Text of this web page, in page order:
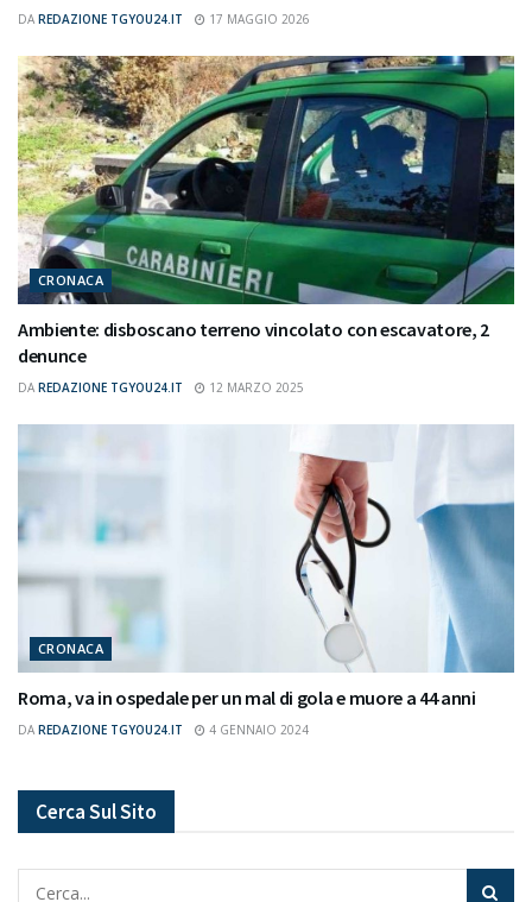
DA REDAZIONE TGYOU24.IT 17 MAGGIO 2026
CRONACA
Ambiente: disboscano terreno vincolato con escavatore, 2
denunce
DA REDAZIONE TGYOU24.IT 12 MARZO 2025
CRONACA
Roma, va in ospedale per un mal di gola e muore a 44 anni
DA REDAZIONE TGYOU24.IT 4 GENNAIO 2024
Cerca Sul Sito